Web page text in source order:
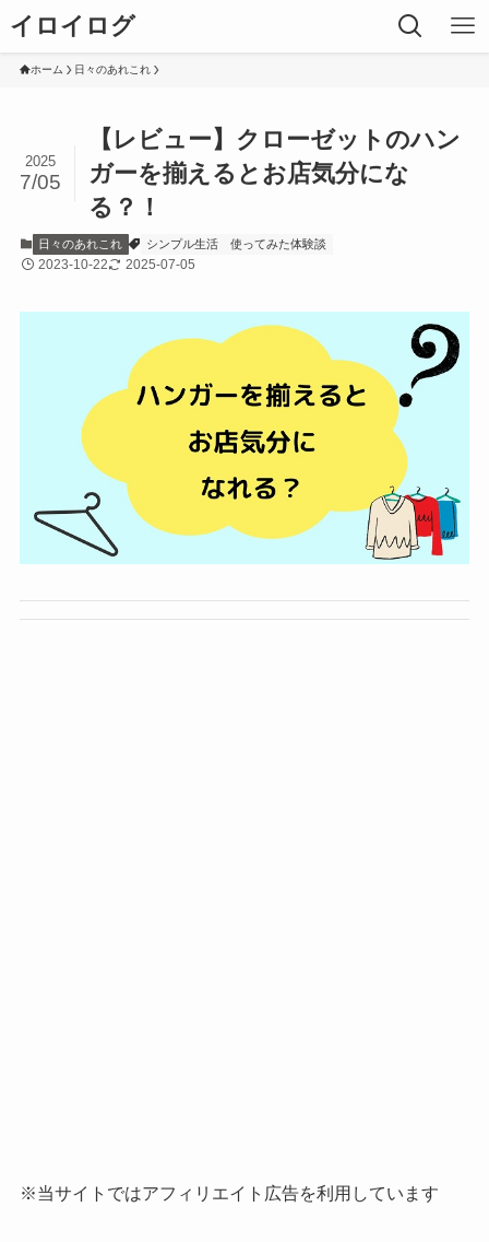
イロイログ
ホーム 日々のあれこれ
【レビュー】クローゼットのハン
ガーを揃えるとお店気分にな
る？！
2025
7/05
日々のあれこれ シンプル生活 使ってみた体験談
2023-10-22 2025-07-05
※当サイトではアフィリエイト広告を利用しています